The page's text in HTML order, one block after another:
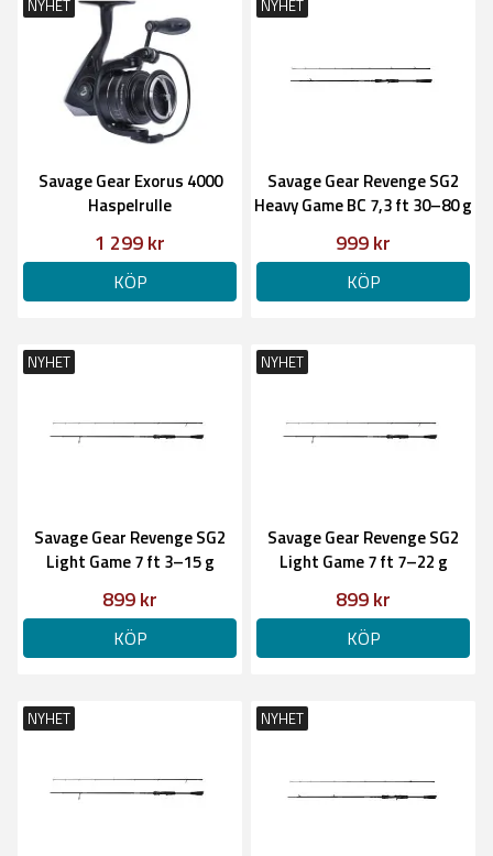
NYHET
Savage Gear Exorus 4000
Haspelrulle
1 299 kr
KÖP
NYHET
Savage Gear Revenge SG2
Heavy Game BC 7,3 ft 30–80 g
999 kr
KÖP
NYHET
Savage Gear Revenge SG2
Light Game 7 ft 3–15 g
899 kr
KÖP
NYHET
Savage Gear Revenge SG2
Light Game 7 ft 7–22 g
899 kr
KÖP
NYHET NYHET